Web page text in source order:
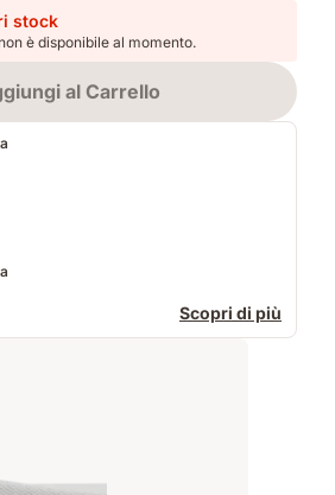
stock
è disponibile al momento.
al Carrello
Scopri di più